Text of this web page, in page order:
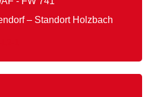
– Standort Holzbach